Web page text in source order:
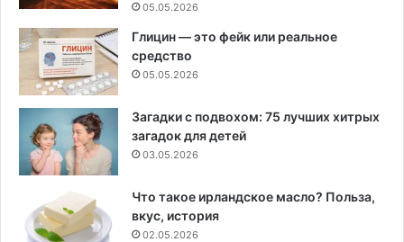
05.05.2026
Глицин — это фейк или реальное
средство
05.05.2026
Загадки с подвохом: 75 лучших хитрых
загадок для детей
03.05.2026
Что такое ирландское масло? Польза,
вкус, история
02.05.2026